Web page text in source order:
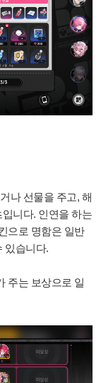
나 선물을 주고, 해
니다. 인연을 하는
으로 명함은 일반
있습니다.
주는 보상으로 일